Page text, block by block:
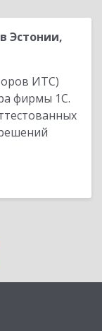
Эстонии,
ИТС)
фирмы 1С.